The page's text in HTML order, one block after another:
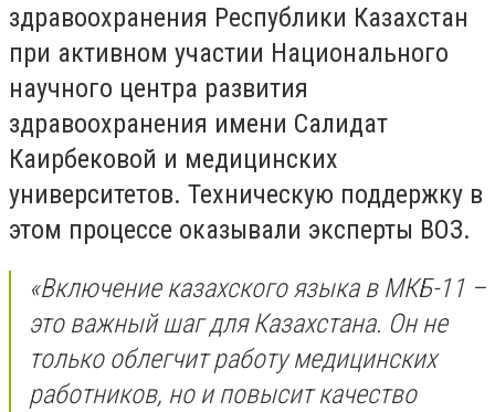
здравоохранения Республики Казахстан
при активном участии Национального
научного центра развития
здравоохранения имени Салидат
Каирбековой и медицинских
университетов. Техническую поддержку в
этом процессе оказывали эксперты ВОЗ.
«Включение казахского языка в МКБ-11 –
это важный шаг для Казахстана. Он не
только облегчит работу медицинских
работников, но и повысит качество